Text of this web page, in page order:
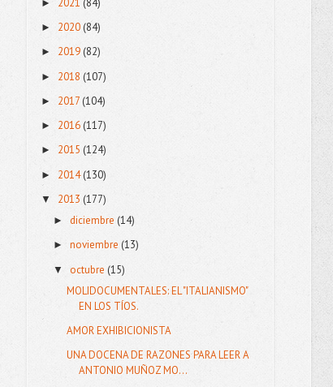
► 2021 (84)
► 2020(84)
► 2019(82)
► 2018 (107)
► 2017 (104)
► 2016(117)
► 2015 (124)
► 2014(130)
▼ 2013 (177)
►diciembre (14)
►noviembre (13)
▼octubre (15)
MOLIDOCUMENTALES: EL "ITALIANISMO"
EN LOS TÍOS.
AMOR EXHIBICIONISTA
UNA DOCENA DE RAZONES PARA LEER A
ANTONIO MUÑOZ MO...